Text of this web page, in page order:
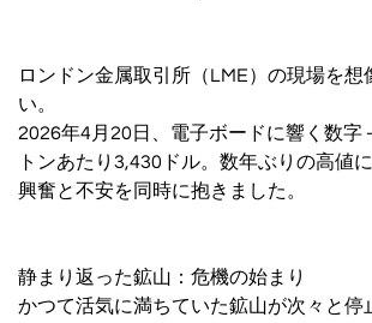
ロンドン金属取引所（LME）の現場を想
い。
2026年4月20日、電子ボードに響く数
トンあたり3,430ドル。数年ぶりの高値
興奮と不安を同時に抱きました。
静まり返った鉱山：危機の始まり
かつて活気に満ちていた鉱山が次々と停